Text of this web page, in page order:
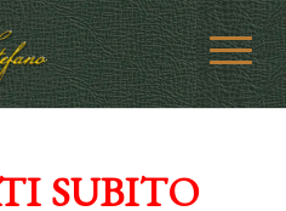
SUBITO